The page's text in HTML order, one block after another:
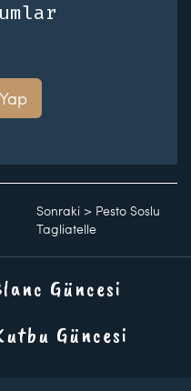
Sonraki > Pesto Soslu
Tagliatelle
Güncesi
Güncesi